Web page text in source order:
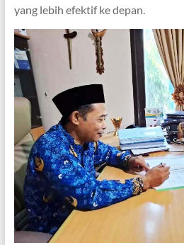
yang lebih efektif ke depan.